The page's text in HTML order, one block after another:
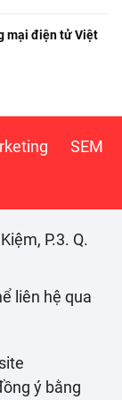
mại điện tử Việt
SEM
P.3. Q.
liên hệ qua
ý bằng